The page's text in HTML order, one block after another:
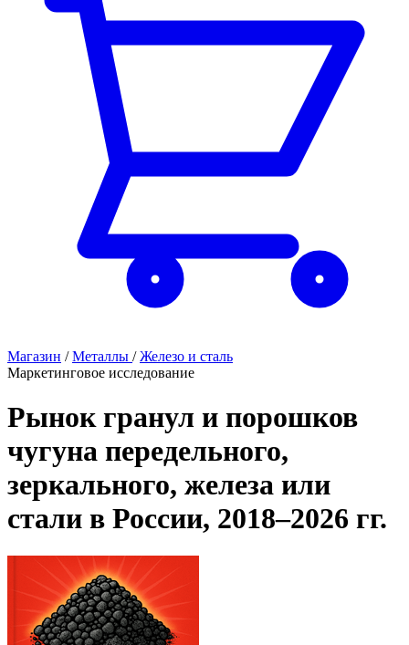
Магазин / Металлы / Железо и сталь
Маркетинговое исследование
Рынок гранул и порошков
чугуна передельного,
зеркального, железа или
стали в России, 2018–2026 гг.